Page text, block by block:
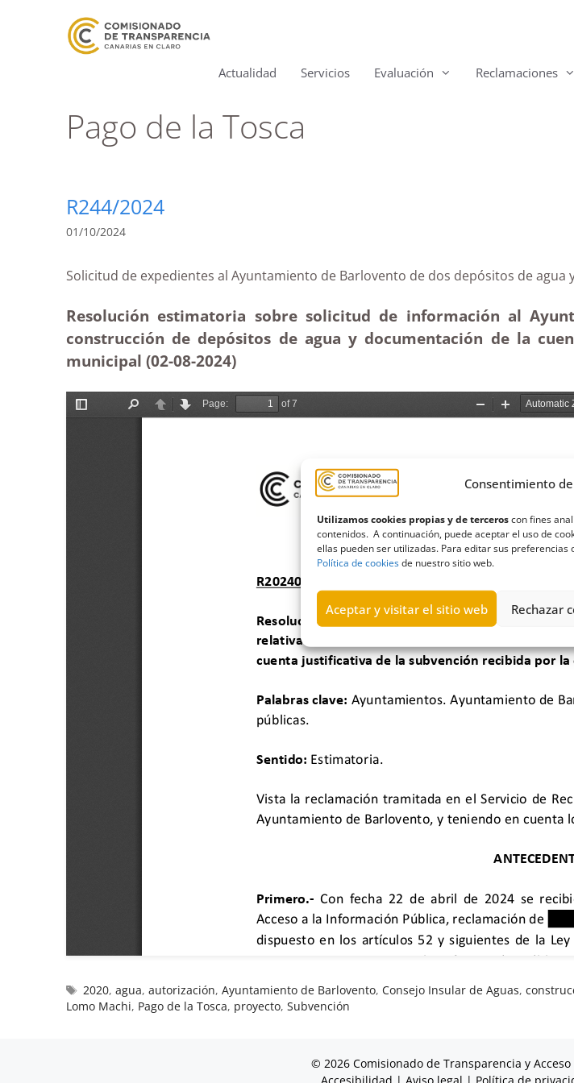
Consentimiento
Utilizamos cookies propias y de terceroscon fines
contenidos. A continuación, puede aceptar el uso de
ellas pueden ser utilizadas. Para editar sus
Política de cookiesde nuestro sitio web.
Aceptar y visitar el sitio web Rechazar
Actualidad Servicios Evaluación Reclamaciones
Pago de la Tosca
R244/2024
01/10/2024
Solicitud de expedientes al Ayuntamiento de Barlovento de dos depósitos
Resolución estimatoria sobre solicitud de información al
construcción de depósitos de agua y documentación de la
municipal (02-08-2024)
2020,agua,autorización,Ayuntamiento de Barlovento,Consejo Insular de Aguas,
Lomo Machi, Pago de la Tosca, proyecto, Subvención
© 2026 Comisionado de Transparencia y